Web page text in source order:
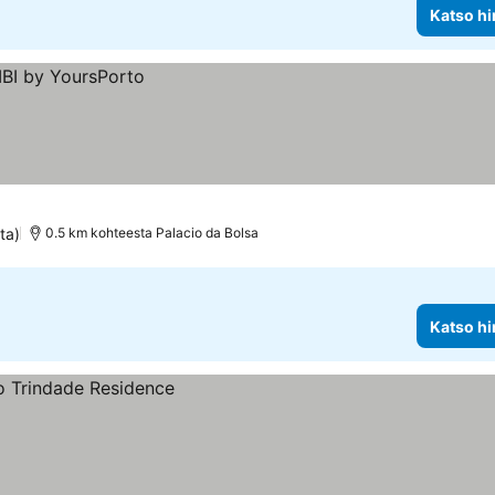
Katso
0.5 km kohteesta Palacio da Bolsa
Katso